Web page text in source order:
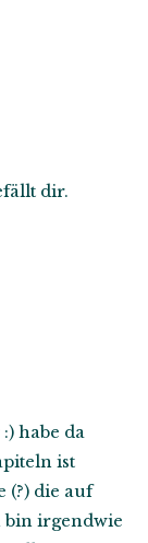
dir.
habe da
ist
(?) die auf
bin irgendwie